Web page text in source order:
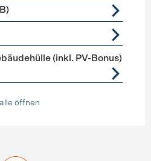
(inkl. PV-Bonus)
öffnen